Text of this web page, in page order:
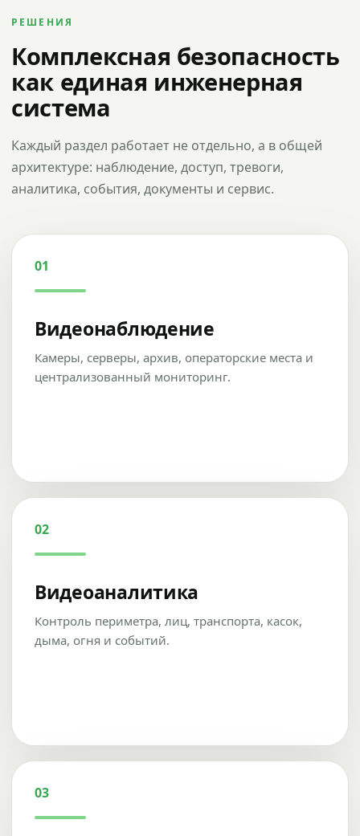
РЕШЕНИЯ
Комплексная безопасность
как единая инженерная
система
Каждый раздел работает не отдельно, а в общей
архитектуре: наблюдение, доступ, тревоги,
аналитика, события, документы и сервис.
01
Видеонаблюдение
Камеры, серверы, архив, операторские места и
централизованный мониторинг.
02
Видеоаналитика
Контроль периметра, лиц, транспорта, касок,
дыма, огня и событий.
03